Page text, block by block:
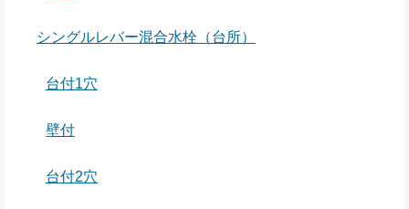
シングルレバー混合水栓（台所）
台付1穴
壁付
台付2穴